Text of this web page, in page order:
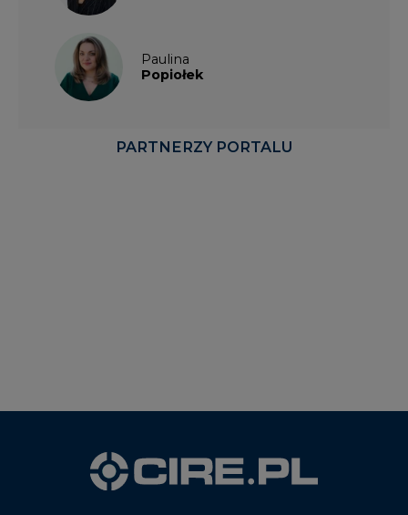
Paulina
Popiołek
PARTNERZY PORTALU